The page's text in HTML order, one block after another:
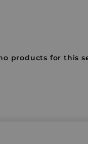
products for this